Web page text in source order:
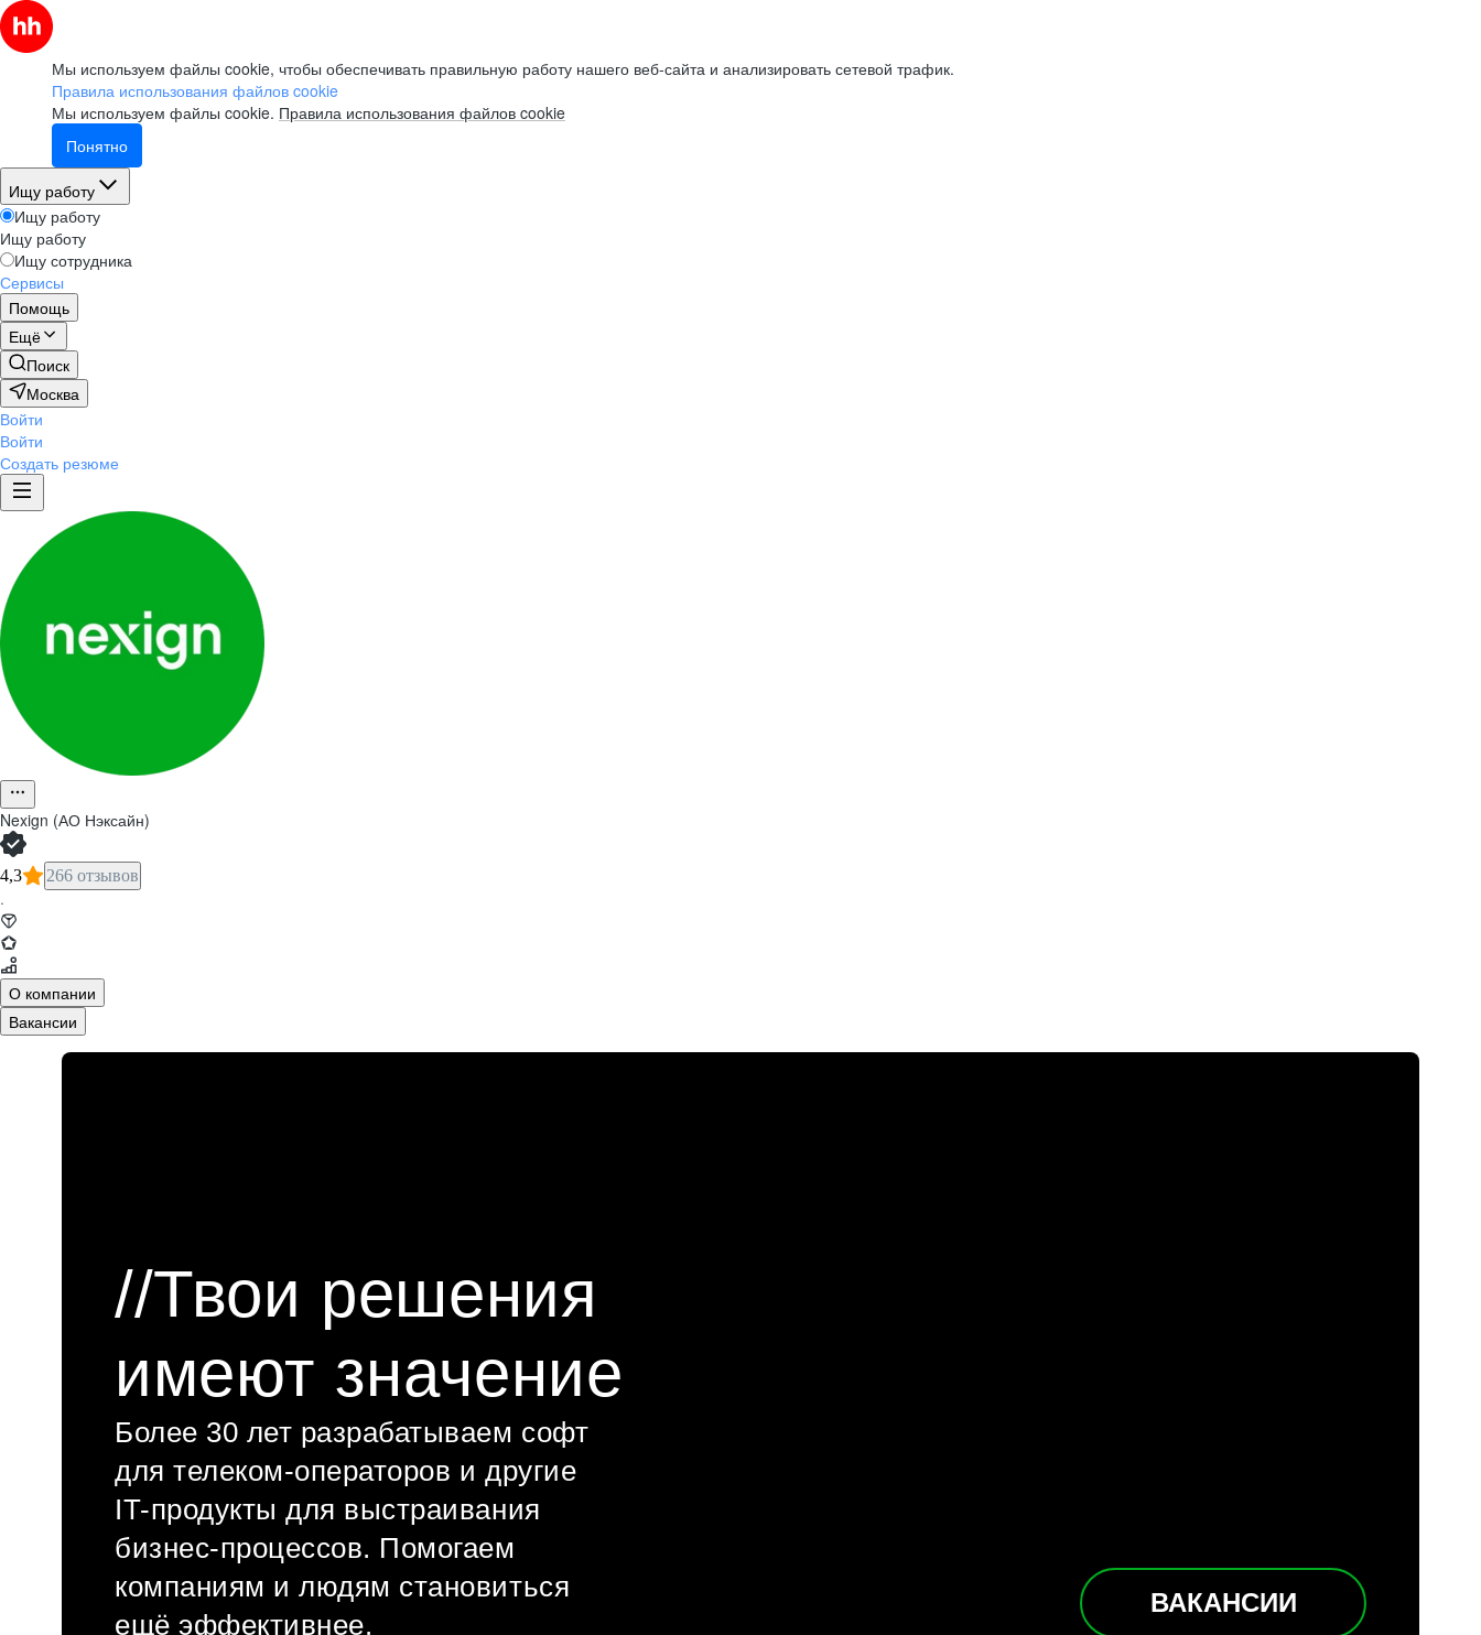
Мы используем файлы cookie, чтобы обеспечивать правильную работу нашего веб-сайта и анализировать сетевой трафик.
Правила использования файлов cookie
Мы используем файлы cookie. Правила использования файлов cookie
Понятно
Ищу работу
Ищу работу
Ищу работу
Ищу сотрудника
Сервисы
Помощь
Ещё
Поиск
Москва
Войти
Войти
Создать резюме
Nexign (АО Нэксайн)
4,3 266 отзывов
·
О компании
Вакансии
//Твои решения
имеют значение
Более 30 лет разрабатываем софт
для телеком-операторов и другие
IT-продукты для выстраивания
бизнес-процессов. Помогаем
компаниям и людям становиться
ещё эффективнее.
ВАКАНСИИ